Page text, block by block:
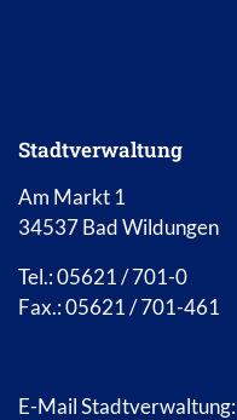
Stadtverwaltung
Am Markt 1
34537 Bad Wildungen
Tel.: 05621 / 701-0
Fax.: 05621 / 701-461
E-Mail Stadtverwaltung: